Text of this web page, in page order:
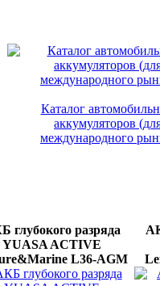
Каталог
аккумуляторов
международного
глубокого разряда
YUASA ACTIVE
L36-AGМ